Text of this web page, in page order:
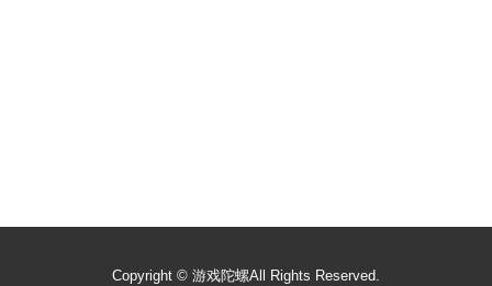
Copyright © 游戏陀螺All Rights Reserved.